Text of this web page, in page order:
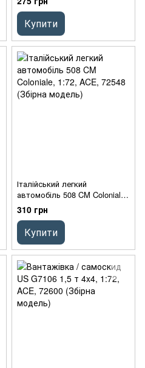
1: 350, ACE, r350-4
Купити
Італійський легкий
автомобіль 508 CM Coloniale,
1:72, ACE, 72548 (Збірна
модель)
310 грн
Купити